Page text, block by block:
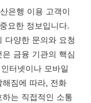
은행 이용 고객이
요한 정보입니다.
다양한 문의와 요청
금융 기관의 핵심
터넷이나 모바일
짐에 따라, 전화
는 직접적인 소통